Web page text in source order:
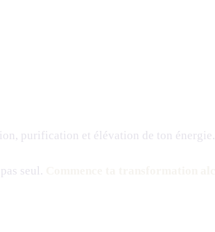
purification et élévation de ton énergie.
seul.